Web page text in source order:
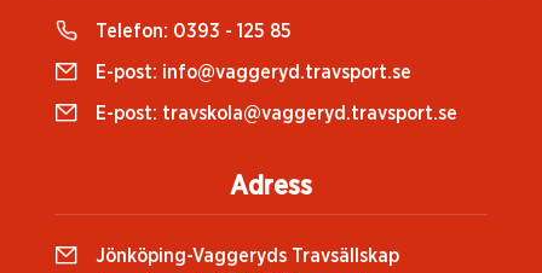
Telefon: 0393 - 125 85
E-post: info@vaggeryd.travsport.se
E-post: travskola@vaggeryd.travsport.se
Adress
Jönköping-Vaggeryds Travsällskap